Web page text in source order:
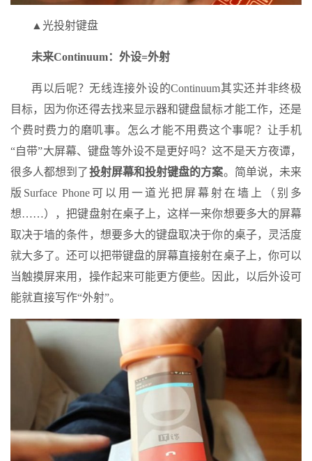
▲光投射键盘
未来Continuum：外设=外射
再以后呢？无线连接外设的Continuum其实还并非终极
目标，因为你还得去找来显示器和键盘鼠标才能工作，还是
个费时费力的磨叽事。怎么才能不用费这个事呢？让手机
“自带”大屏幕、键盘等外设不是更好吗？这不是天方夜谭，
很多人都想到了投射屏幕和投射键盘的方案。简单说，未来
版Surface Phone可以用一道光把屏幕射在墙上（别多
想……），把键盘射在桌子上，这样一来你想要多大的屏幕
取决于墙的条件，想要多大的键盘取决于你的桌子，灵活度
就大多了。还可以把带键盘的屏幕直接射在桌子上，你可以
当触摸屏来用，操作起来可能更方便些。因此，以后外设可
能就直接写作“外射”。